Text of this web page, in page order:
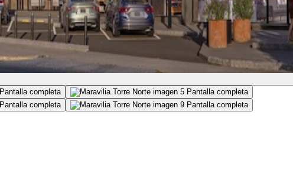
Pantalla completa
Pantalla completa
Pantalla completa
Pantalla completa